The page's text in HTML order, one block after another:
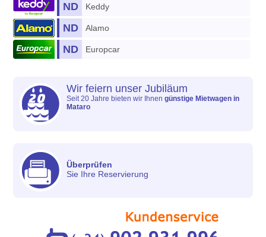
Keddy
ND
Alamo
ND
Europcar
ND
Wir feiern unser Jubiläum
Seit 20 Jahre bieten wir Ihnengünstige Mietwagen in
Mataro
Überprüfen
Sie Ihre Reservierung